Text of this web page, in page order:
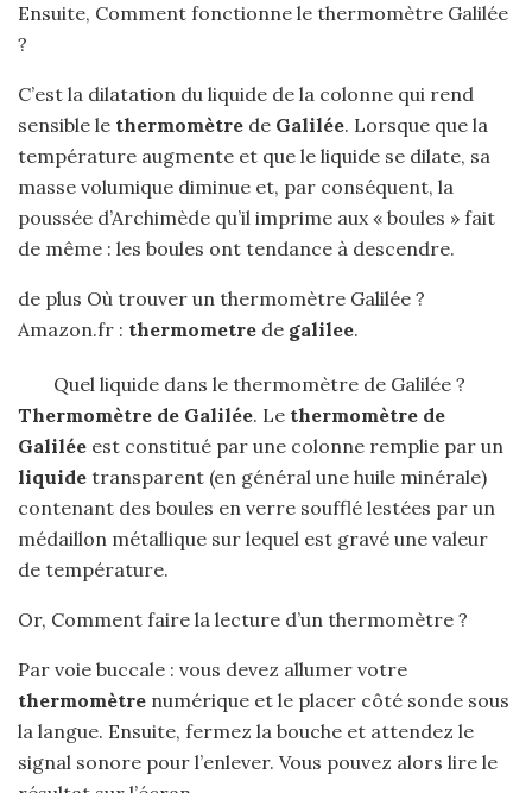
Ensuite, Comment fonctionne le thermomètre Galilée
?
C’est la dilatation du liquide de la colonne qui rend
sensible le thermomètre de Galilée. Lorsque que la
température augmente et que le liquide se dilate, sa
masse volumique diminue et, par conséquent, la
poussée d’Archimède qu’il imprime aux « boules » fait
de même : les boules ont tendance à descendre.
de plus Où trouver un thermomètre Galilée ?
Amazon.fr : thermometre de galilee.
Quel liquide dans le thermomètre de Galilée ?
Thermomètre de Galilée. Le thermomètre de
Galilée est constitué par une colonne remplie par un
liquide transparent (en général une huile minérale)
contenant des boules en verre soufflé lestées par un
médaillon métallique sur lequel est gravé une valeur
de température.
Or, Comment faire la lecture d’un thermomètre ?
Par voie buccale : vous devez allumer votre
thermomètre numérique et le placer côté sonde sous
la langue. Ensuite, fermez la bouche et attendez le
signal sonore pour l’enlever. Vous pouvez alors lire le